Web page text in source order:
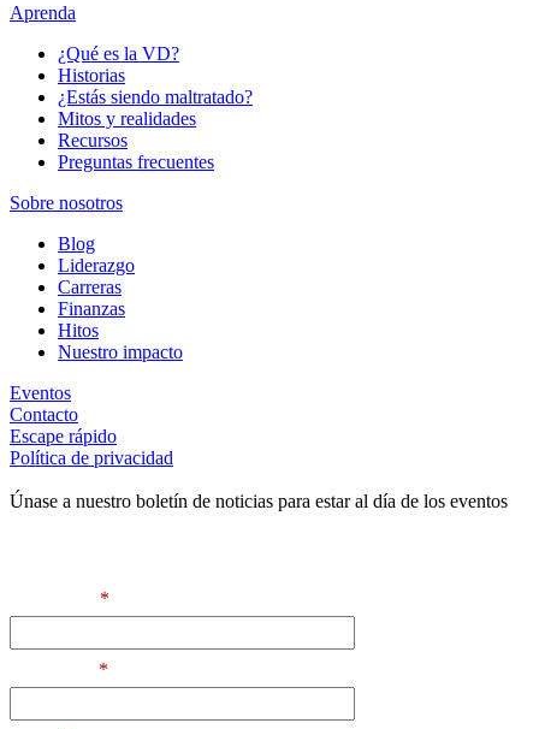
Aprenda
¿Qué es la VD?
Historias
¿Estás siendo maltratado?
Mitos y realidades
Recursos
Preguntas frecuentes
Sobre nosotros
Blog
Liderazgo
Carreras
Finanzas
Hitos
Nuestro impacto
Eventos
Contacto
Escape rápido
Política de privacidad
Únase a nuestro boletín de noticias para estar al día de los eventos
*
*